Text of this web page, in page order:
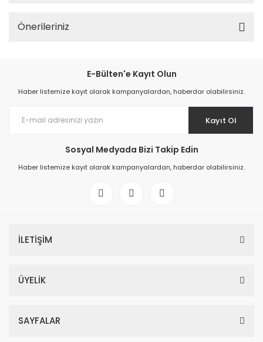
Önerileriniz
E-Bülten'e Kayıt Olun
Haber listemize kayıt olarak kampanyalardan, haberdar olabilirsiniz.
Kayıt Ol
Sosyal Medyada Bizi Takip Edin
Haber listemize kayıt olarak kampanyalardan, haberdar olabilirsiniz.
İLETİŞİM
ÜYELİK
SAYFALAR